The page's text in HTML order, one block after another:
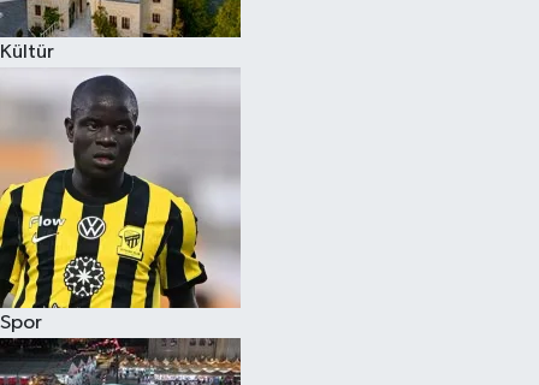
Kültür
Spor